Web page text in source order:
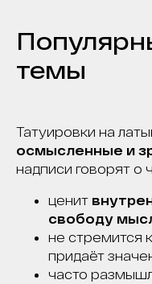
темы
Татуировки на
осмысленные и
надписи говорят о
ценит
свободу
не стремится
придаёт
часто